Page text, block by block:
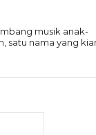
musik anak-
nama yang